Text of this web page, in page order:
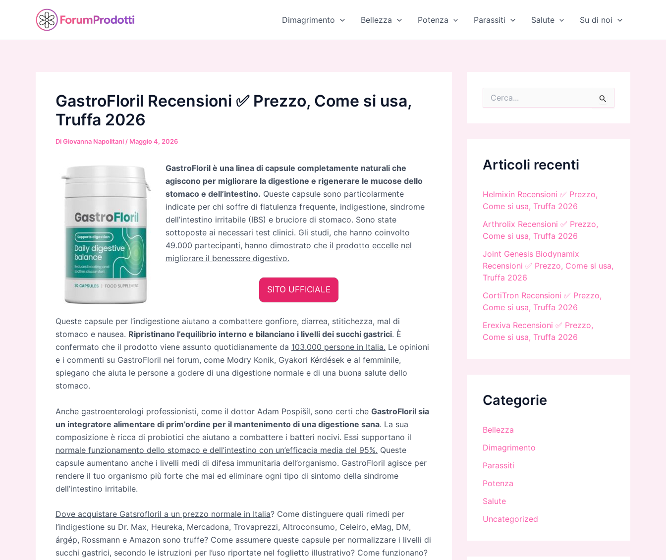
Dimagrimento Bellezza Potenza Parassiti Salute Su di noi
GastroFloril Recensioni ✅ Prezzo, Come si usa,
Truffa 2026
DiGiovanna Napolitani / Maggio 4, 2026
GastroFloril è una linea di capsule completamente naturali che
agiscono per migliorare la digestione e rigenerare le mucose dello
stomaco e dell’intestino. Queste capsule sono particolarmente
indicate per chi soffre di flatulenza frequente, indigestione, sindrome
dell’intestino irritabile (IBS) e bruciore di stomaco. Sono state
sottoposte ai necessari test clinici. Gli studi, che hanno coinvolto
49.000 partecipanti, hanno dimostrato che il prodotto eccelle nel
migliorare il benessere digestivo.
SITO UFFICIALE
Queste capsule per l’indigestione aiutano a combattere gonfiore, diarrea, stitichezza, mal di
stomaco e nausea. Ripristinano l’equilibrio interno e bilanciano i livelli dei succhi gastrici. È
confermato che il prodotto viene assunto quotidianamente da 103.000 persone in Italia. Le opinioni
e i commenti su GastroFloril nei forum, come Modry Konik, Gyakori Kérdések e al femminile,
spiegano che aiuta le persone a godere di una digestione normale e di una buona salute dello
stomaco.
Anche gastroenterologi professionisti, come il dottor Adam Pospišíl, sono certi che GastroFloril sia
un integratore alimentare di prim’ordine per il mantenimento di una digestione sana. La sua
composizione è ricca di probiotici che aiutano a combattere i batteri nocivi. Essi supportano il
normale funzionamento dello stomaco e dell’intestino con un’efficacia media del 95%. Queste
capsule aumentano anche i livelli medi di difesa immunitaria dell’organismo. GastroFloril agisce per
rendere il tuo organismo più forte che mai ed eliminare ogni tipo di sintomo della sindrome
dell’intestino irritabile.
Dove acquistare Gatsrofloril a un prezzo normale in Italia? Come distinguere quali rimedi per
l’indigestione su Dr. Max, Heureka, Mercadona, Trovaprezzi, Altroconsumo, Celeiro, eMag, DM,
árgép, Rossmann e Amazon sono truffe? Come assumere queste capsule per normalizzare i livelli di
succhi gastrici, secondo le istruzioni per l’uso riportate nel foglietto illustrativo? Come funzionano?
Articoli recenti
Helmixin Recensioni ✅ Prezzo,
Come si usa, Truffa 2026
Arthrolix Recensioni ✅ Prezzo,
Come si usa, Truffa 2026
Joint Genesis Biodynamix
Recensioni ✅ Prezzo, Come si usa,
Truffa 2026
CortiTron Recensioni ✅ Prezzo,
Come si usa, Truffa 2026
Erexiva Recensioni ✅ Prezzo,
Come si usa, Truffa 2026
Categorie
Bellezza
Dimagrimento
Parassiti
Potenza
Salute
Uncategorized